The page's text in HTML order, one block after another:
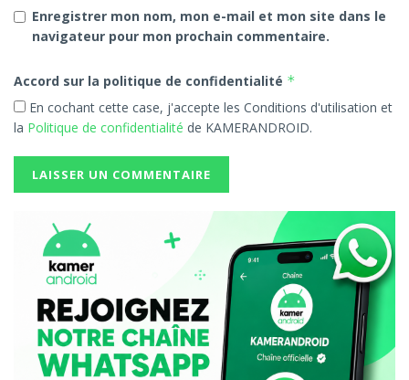
Enregistrer mon nom, mon e-mail et mon site dans le
navigateur pour mon prochain commentaire.
Accord sur la politique de confidentialité *
En cochant cette case, j'accepte les Conditions d'utilisation et
la Politique de confidentialité de KAMERANDROID.